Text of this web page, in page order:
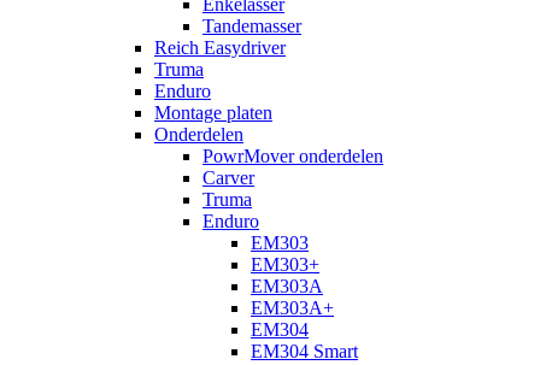
Enkelasser
Tandemasser
Reich Easydriver
Truma
Enduro
Montage platen
Onderdelen
PowrMover onderdelen
Carver
Truma
Enduro
EM303
EM303+
EM303A
EM303A+
EM304
EM304 Smart